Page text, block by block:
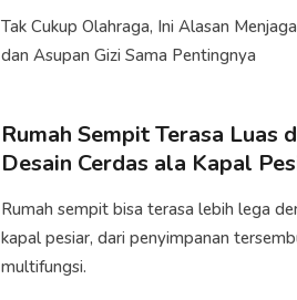
Tak Cukup Olahraga, Ini Alasan
dan Asupan Gizi Sama
Rumah Sempit Terasa Luas
Desain Cerdas ala Kapal
Rumah sempit bisa terasa lebih lega
kapal pesiar, dari penyimpanan
multifungsi.